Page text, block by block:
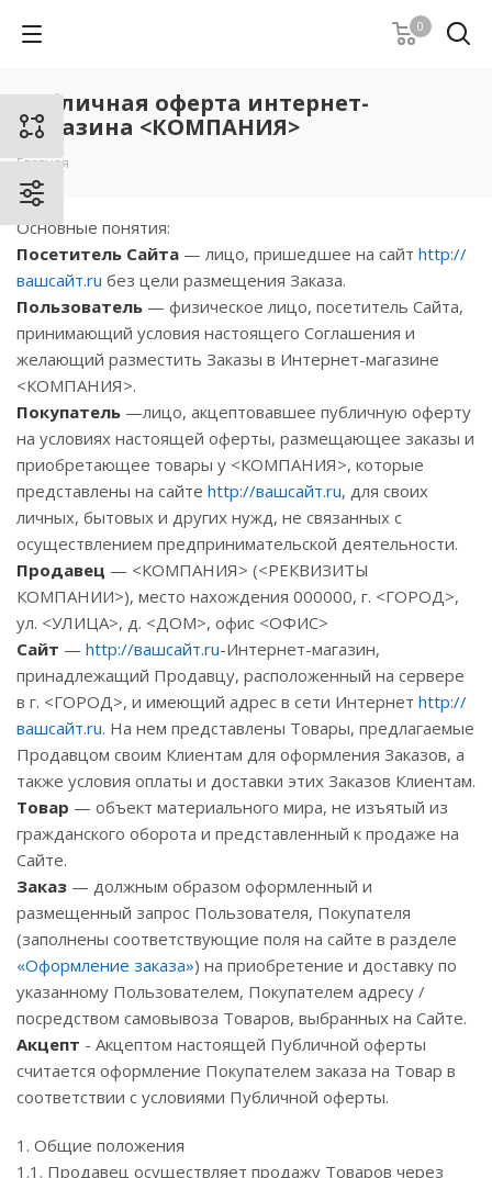
0
Публичная оферта интернет-
магазина <КОМПАНИЯ>
Главная
Основные понятия:
Посетитель Сайта — лицо, пришедшее на сайт http://
вашсайт.ru без цели размещения Заказа.
Пользователь — физическое лицо, посетитель Сайта,
принимающий условия настоящего Соглашения и
желающий разместить Заказы в Интернет-магазине
<КОМПАНИЯ>.
Покупатель —лицо, акцептовавшее публичную оферту
на условиях настоящей оферты, размещающее заказы и
приобретающее товары у <КОМПАНИЯ>, которые
представлены на сайте http://вашсайт.ru, для своих
личных, бытовых и других нужд, не связанных с
осуществлением предпринимательской деятельности.
Продавец — <КОМПАНИЯ> (<РЕКВИЗИТЫ
КОМПАНИИ>), место нахождения 000000, г. <ГОРОД>,
ул. <УЛИЦА>, д. <ДОМ>, офис <ОФИС>
Сайт — http://вашсайт.ru-Интернет-магазин,
принадлежащий Продавцу, расположенный на сервере
в г. <ГОРОД>, и имеющий адрес в сети Интернет http://
вашсайт.ru. На нем представлены Товары, предлагаемые
Продавцом своим Клиентам для оформления Заказов, а
также условия оплаты и доставки этих Заказов Клиентам.
Товар — объект материального мира, не изъятый из
гражданского оборота и представленный к продаже на
Сайте.
Заказ — должным образом оформленный и
размещенный запрос Пользователя, Покупателя
(заполнены соответствующие поля на сайте в разделе
«Оформление заказа») на приобретение и доставку по
указанному Пользователем, Покупателем адресу /
посредством самовывоза Товаров, выбранных на Сайте.
Акцепт - Акцептом настоящей Публичной оферты
считается оформление Покупателем заказа на Товар в
соответствии с условиями Публичной оферты.
1. Общие положения
1.1. Продавец осуществляет продажу Товаров через